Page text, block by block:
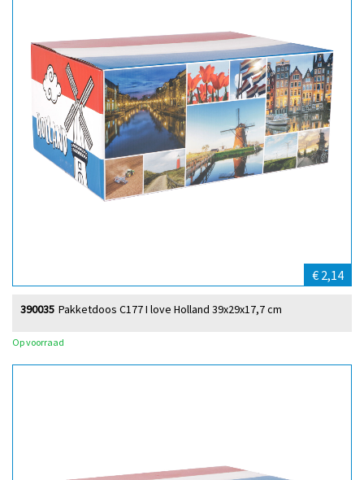
€ 2,14
Pakketdoos C177 I love Holland 39x29x17,7 cm
390035
Op voorraad